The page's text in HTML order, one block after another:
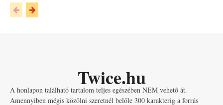
Twice.hu
A honlapon található tartalom teljes egészében NEM vehető át.
Amennyiben mégis közölni szeretnél belőle 300 karakterig a forrás